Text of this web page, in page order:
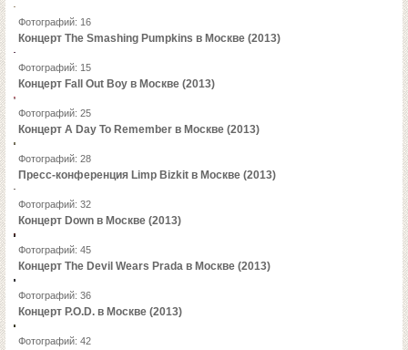
Фотографий: 16
Концерт The Smashing Pumpkins в Москве (2013)
Фотографий: 15
Концерт Fall Out Boy в Москве (2013)
Фотографий: 25
Концерт A Day To Remember в Москве (2013)
Фотографий: 28
Пресс-конференция Limp Bizkit в Москве (2013)
Фотографий: 32
Концерт Down в Москве (2013)
Фотографий: 45
Концерт The Devil Wears Prada в Москве (2013)
Фотографий: 36
Концерт P.O.D. в Москве (2013)
Фотографий: 42